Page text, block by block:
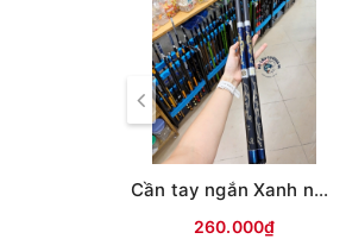
- Lazada:https://
- Zalo OA:https://
Cần tay ngắn Xanh nhũ Tím, Đen( KPZD)
260.000₫